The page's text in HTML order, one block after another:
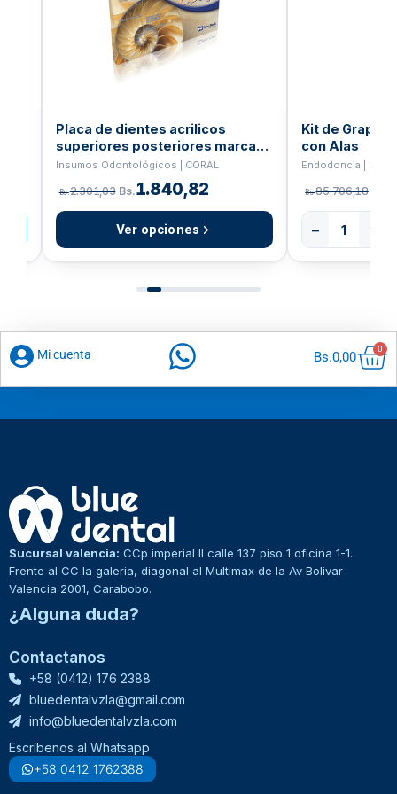
Placa de dientes acrilicos
superiores posteriores marca
Coral
Insumos Odontológicos | CORAL
Bs.2.301,03 Bs.1.840,82
Ver opciones
Kit de Grapas
con Alas
Endodoncia |
Bs.85.706,18
− +
Mi cuenta Bs.0,00
0
Sucursal valencia: CCp imperial II calle 137 piso 1 oficina 1-1.
Frente al CC la galeria, diagonal al Multimax de la Av Bolivar
Valencia 2001, Carabobo.
¿Alguna duda?
Contactanos
+58 (0412) 176 2388
bluedentalvzla@gmail.com
info@bluedentalvzla.com
Escríbenos al Whatsapp
+58 0412 1762388